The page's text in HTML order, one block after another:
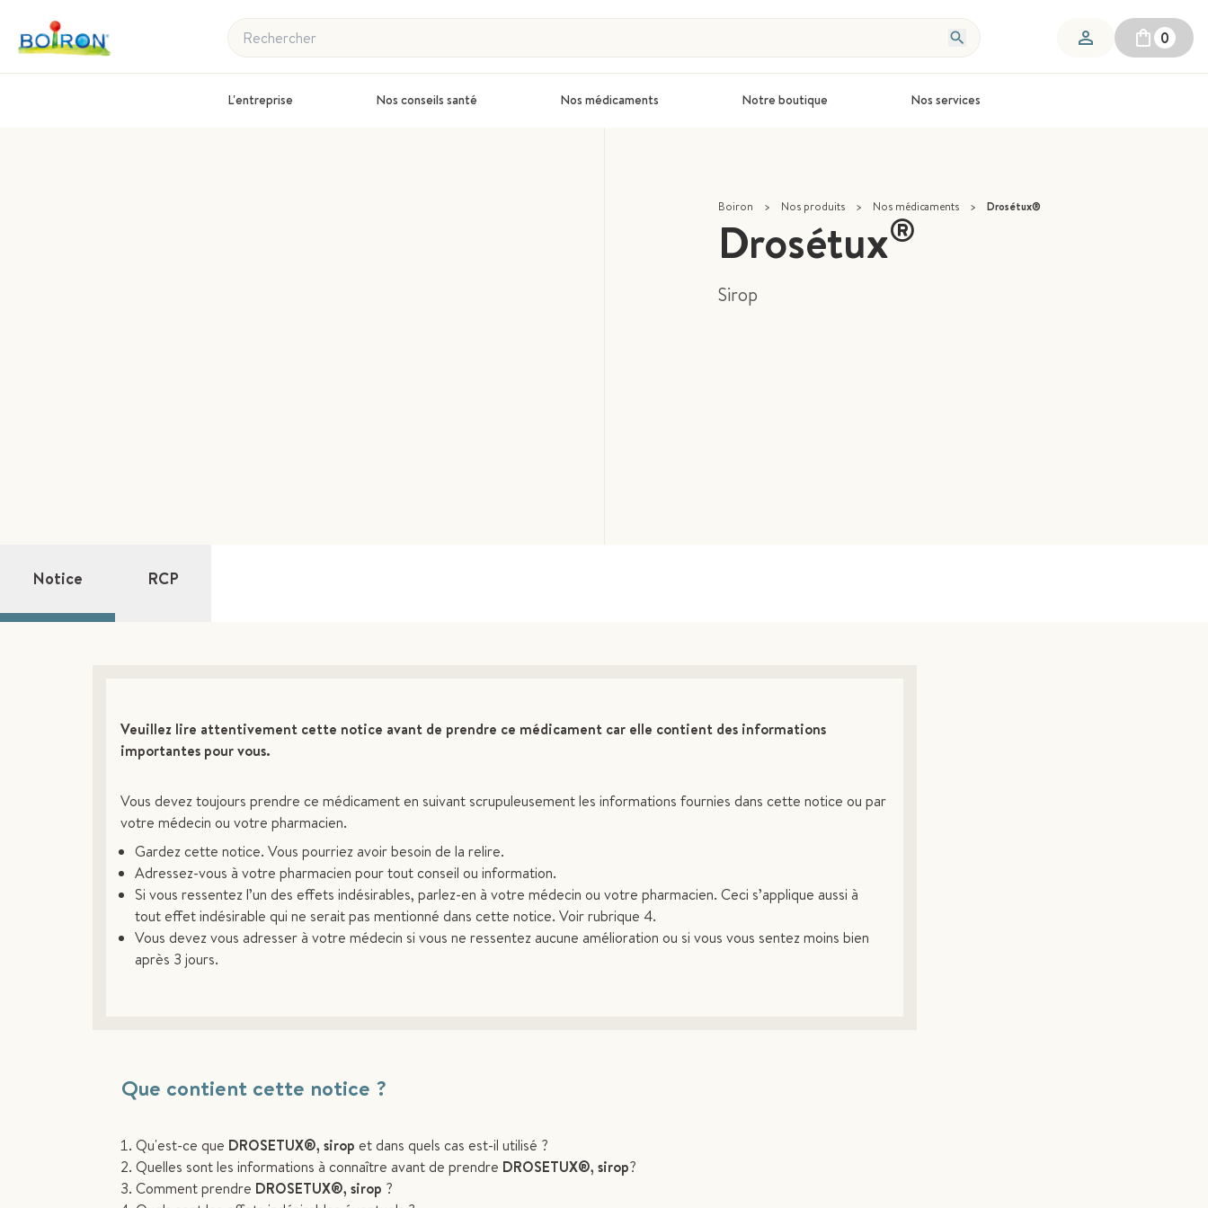
Rechercher 0
L'entreprise Nos conseils santé Nos médicaments Notre boutique Nos services
Boiron > Nos produits > Nos médicaments > Drosétux®
Drosétux®
Sirop
Notice RCP
Veuillez lire attentivement cette notice avant de prendre ce médicament car elle contient des informations
importantes pour vous.
Vous devez toujours prendre ce médicament en suivant scrupuleusement les informations fournies dans cette notice ou par
votre médecin ou votre pharmacien.
Gardez cette notice. Vous pourriez avoir besoin de la relire.
Adressez-vous à votre pharmacien pour tout conseil ou information.
Si vous ressentez l’un des effets indésirables, parlez-en à votre médecin ou votre pharmacien. Ceci s’applique aussi à
tout effet indésirable qui ne serait pas mentionné dans cette notice. Voir rubrique 4.
Vous devez vous adresser à votre médecin si vous ne ressentez aucune amélioration ou si vous vous sentez moins bien
après 3 jours.
Que contient cette notice ?
Qu'est-ce que DROSETUX®, sirop et dans quels cas est-il utilisé ?
Quelles sont les informations à connaître avant de prendre DROSETUX®, sirop?
Comment prendre DROSETUX®, sirop ?